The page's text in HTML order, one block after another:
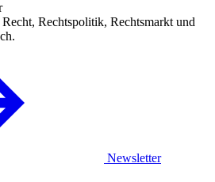
Rechtspolitik, Rechtsmarkt und
Newsletter